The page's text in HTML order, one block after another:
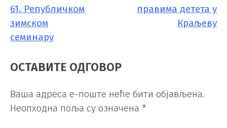
ЧЛАНКА
61. Републичком
зимском
семинару
правима детета у
Краљеву
ОСТАВИТЕ ОДГОВОР
Ваша адреса е-поште неће бити објављена.
Неопходна поља су означена *